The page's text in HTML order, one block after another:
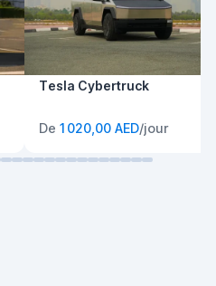
Tesla Cybertruck
De 1 020,00 AED/jour